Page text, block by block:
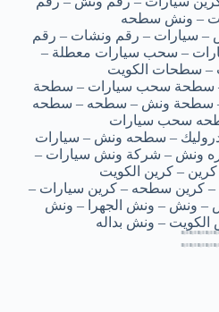
– ونش سطحه
– سيارات – رقم ونشات – رقم
– سحب سيارات معطلة –
سطحات الكويت
سطحة سحب سيارات – سطحة
– سطحة ونش – سطحه – سطحه
سحب سيارات
– سطحه ونش – سيارات
ونش – شركة ونش سيارات –
كرين – كرين الكويت
كرين سطحه – كرين سيارات –
– ونش – ونش الجهرا – ونش
الكويت – ونش بداله